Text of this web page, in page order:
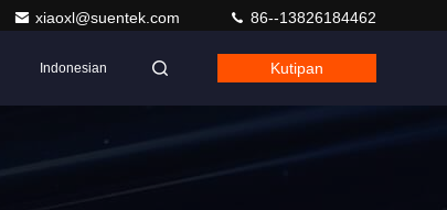
xiaoxl@suentek.com 86--13826184462
Indonesian Kutipan